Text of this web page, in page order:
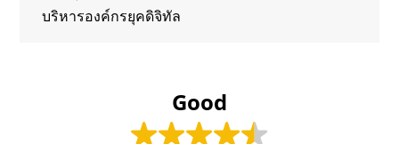
บริหารองค์กรยุคดิจิทัล
Good